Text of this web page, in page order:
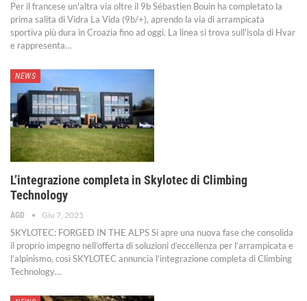
Per il francese un'altra via oltre il 9bSébastien Bouin ha completato la
prima salita di Vidra La Vida (9b/+), aprendo la via di arrampicata
sportiva più dura in Croazia fino ad oggi. La linea si trova sull'isola di Hvar
e rappresenta…
NEWS
L’integrazione completa in Skylotec di Climbing
Technology
AGD Giu 7, 2025
SKYLOTEC: FORGED IN THE ALPSSi apre una nuova fase che consolida
il proprio impegno nell’offerta di soluzioni d’eccellenza per l’arrampicata e
l’alpinismo, così SKYLOTEC annuncia l’integrazione completa di Climbing
Technology…